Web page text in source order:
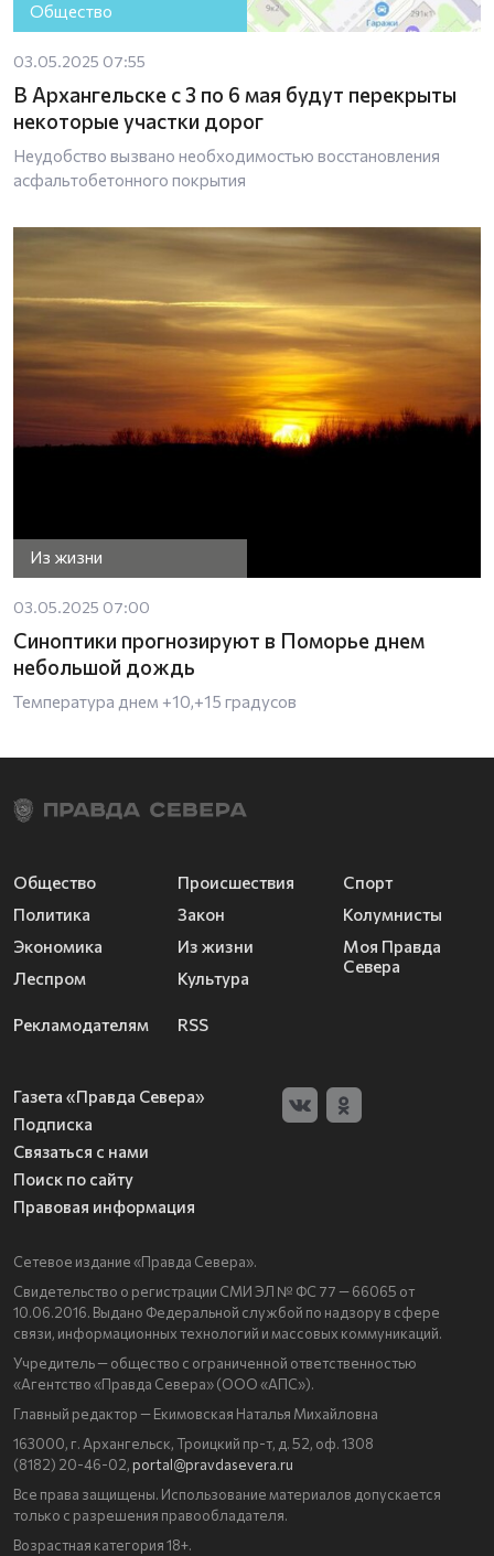
Общество
03.05.2025 07:55
В Архангельске с 3 по 6 мая будут перекрыты
некоторые участки дорог
Неудобство вызвано необходимостью восстановления
асфальтобетонного покрытия
Из жизни
03.05.2025 07:00
Синоптики прогнозируют в Поморье днем
небольшой дождь
Температура днем +10,+15 градусов
Общество
Политика
Экономика
Леспром
Происшествия
Закон
Из жизни
Культура
Спорт
Колумнисты
Моя Правда
Севера
Рекламодателям RSS
Газета «Правда Севера»
Подписка
Связаться с нами
Поиск по сайту
Правовая информация
Сетевое издание «Правда Севера».
Свидетельство о регистрации СМИ ЭЛ № ФС 77 — 66065 от
10.06.2016. Выдано Федеральной службой по надзору в сфере
связи, информационных технологий и массовых коммуникаций.
Учредитель — общество с ограниченной ответственностью
«Агентство «Правда Севера» (ООО «АПС»).
Главный редактор — Екимовская Наталья Михайловна
163000, г. Архангельск, Троицкий пр-т, д. 52, оф. 1308
(8182) 20-46-02, portal@pravdasevera.ru
Все права защищены. Использование материалов допускается
только с разрешения правообладателя.
Возрастная категория 18+.